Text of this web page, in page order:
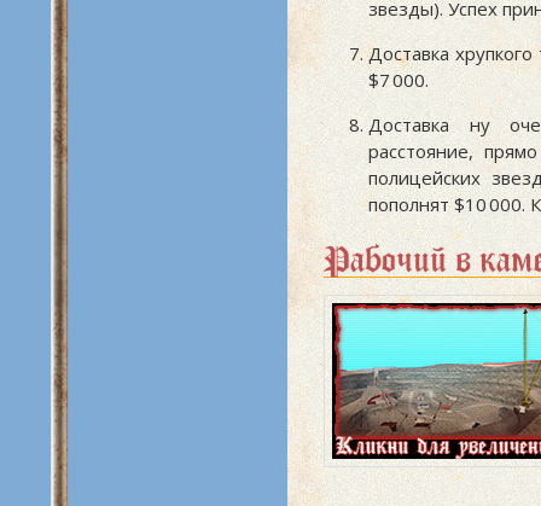
звезды). Успех
Доставка
$7 000.
Доставка ну
расстояние,
полицейских
пополнят$10 000.
Рабочий в